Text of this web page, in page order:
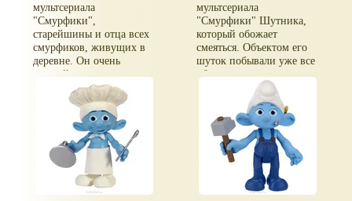
мультсериала
"Смурфики",
старейшины и отца всех
смурфиков, живущих в
деревне. Он очень
мудрый и знает секрет
волшебных ягод, с
помощью которых он
может предсказывать
будущее и выпутываться
из самых невероятных
ситуаций.
мультсериала
"Смурфики" Шутника,
который обожает
смеяться. Объектом его
шуток побывали уже все
обитатели деревни и
теперь принять из его
рук подарок или вещь
означает стать объектом
его шуток. Многие это
знают, но все равно
любят Шутника, ведь он
всегда создает веселое
настроение. В комплект с
фигуркой входит